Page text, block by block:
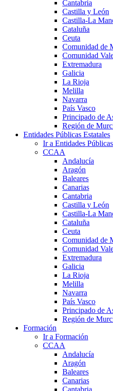
Cantabria
Castilla y León
Castilla-La
Cataluña
Ceuta
Comunidad de
Comunidad
Extremadura
Galicia
La Rioja
Melilla
Navarra
País Vasco
Principado de
Región de
Entidades Públicas Estatales
Ir a Entidades
CCAA
Andalucía
Aragón
Baleares
Canarias
Cantabria
Castilla y León
Castilla-La
Cataluña
Ceuta
Comunidad de
Comunidad
Extremadura
Galicia
La Rioja
Melilla
Navarra
País Vasco
Principado de
Región de
Formación
Ir a Formación
CCAA
Andalucía
Aragón
Baleares
Canarias
Cantabria